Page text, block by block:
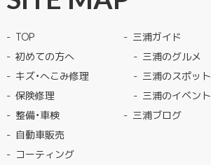
TOP
初めての方へ
キズ・へこみ修理
保険修理
整備・車検
自動車販売
コーティング
三浦ガイド
三浦のグルメ
三浦のスポット
三浦のイベント
三浦ブログ